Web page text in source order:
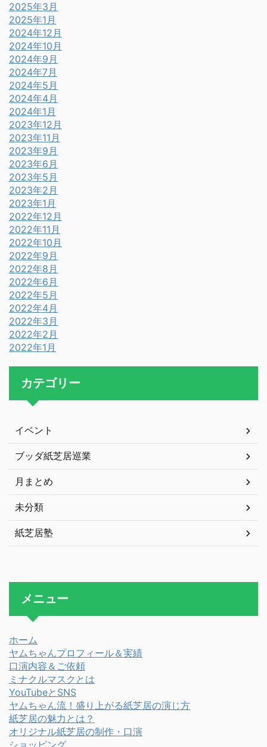
2025年3月
2025年1月
2024年12月
2024年10月
2024年9月
2024年7月
2024年5月
2024年4月
2024年1月
2023年12月
2023年11月
2023年9月
2023年6月
2023年5月
2023年2月
2023年1月
2022年12月
2022年11月
2022年10月
2022年9月
2022年8月
2022年6月
2022年5月
2022年4月
2022年3月
2022年2月
2022年1月
カテゴリー
イベント
ブッダ紙芝居巡業
月まとめ
未分類
紙芝居塾
メニュー
ホーム
ヤムちゃんプロフィール＆実績
口演内容＆ご依頼
ミナクルマスクとは
YouTubeとSNS
ヤムちゃん流！盛り上がる紙芝居の演じ方
紙芝居の魅力とは？
オリジナル紙芝居の制作・口演
ショッピング